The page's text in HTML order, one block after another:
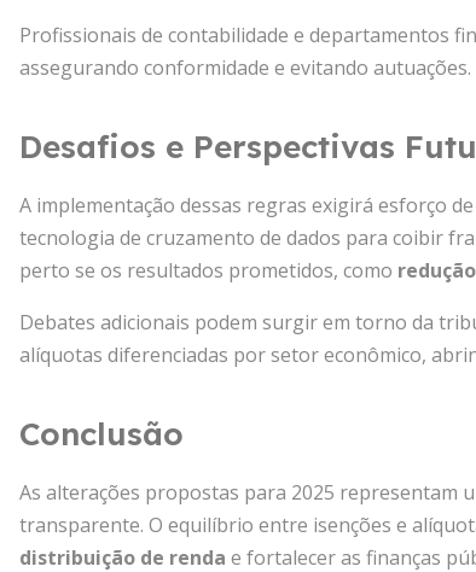
Profissionais de contabilidade e departamentos
assegurando conformidade e evitando autuações.
Desafios e Perspectivas
A implementação dessas regras exigirá esforço
tecnologia de cruzamento de dados para coibir
perto se os resultados prometidos, como
Debates adicionais podem surgir em torno da
alíquotas diferenciadas por setor econômico,
Conclusão
As alterações propostas para 2025
transparente. O equilíbrio entre isenções e
distribuição de renda e fortalecer as finanças